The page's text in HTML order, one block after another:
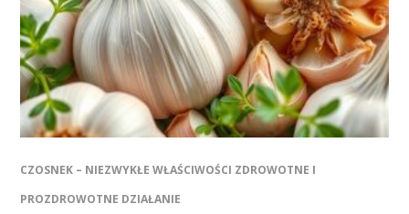
CZOSNEK – NIEZWYKŁE WŁAŚCIWOŚCI ZDROWOTNE I
PROZDROWOTNE DZIAŁANIE